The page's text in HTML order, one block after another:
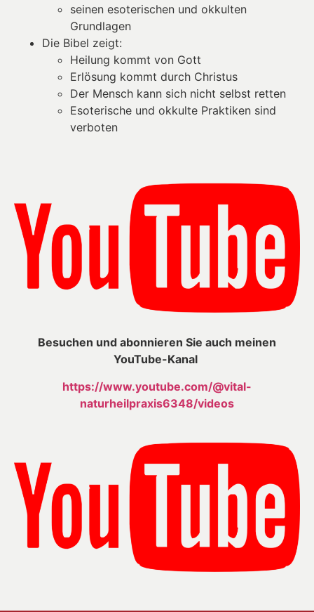
seinen esoterischen und okkulten
Grundlagen
Die Bibel zeigt:
Heilung kommt von Gott
Erlösung kommt durch Christus
Der Mensch kann sich nicht selbst retten
Esoterische und okkulte Praktiken sind
verboten
Besuchen und abonnieren Sie auch meinen
YouTube-Kanal
https://www.youtube.com/@vital-
naturheilpraxis6348/videos